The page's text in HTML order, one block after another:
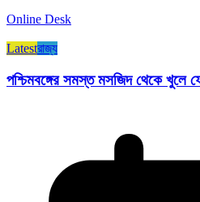
Online Desk
Latestরাজ্য​
পশ্চিমবঙ্গের সমস্ত মসজিদ থেকে খুলে